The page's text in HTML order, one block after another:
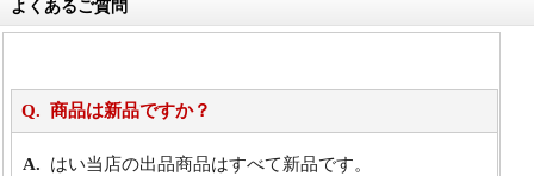
よくあるご質問
商品は新品ですか？
はい当店の出品商品はすべて新品です。